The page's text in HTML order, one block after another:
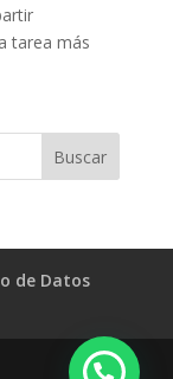
tarea más
de Datos